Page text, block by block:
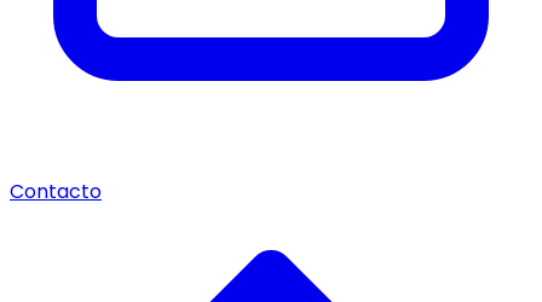
Contacto